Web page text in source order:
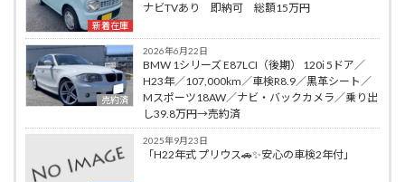
新着在庫
ナビTVあり 即納可 総額15万円
売約済
2026年6月22日
BMW 1シリーズ E87LCI（後期） 120i 5ドア／
H23年／107,000km／車検R8.9／黒革シート／
Mスポーツ18AW／ナビ・バックカメラ／乗り出
し39.8万円→売約済
2025年9月23日
「H22年式 プリウス🚗✨安心の車検2年付」